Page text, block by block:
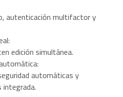
autenticación multifactor y
edición simultánea.
automáticas y
integrada.